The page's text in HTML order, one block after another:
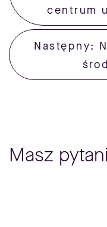
centrum
Następny:
Masz